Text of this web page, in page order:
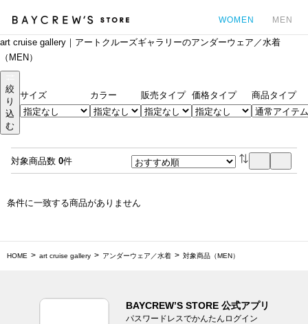
WOMEN MEN
art cruise gallery｜アートクルーズギャラリーのアンダーウェア／水着
（MEN）
絞
り
込
む
サイズ カラー 販売タイプ 価格タイプ 商品タイプ
対象商品数 0件
条件に一致する商品がありません
HOME art cruise gallery アンダーウェア／水着 対象商品（MEN）
BAYCREW’S STORE 公式アプリ
パスワードレスでかんたんログイン